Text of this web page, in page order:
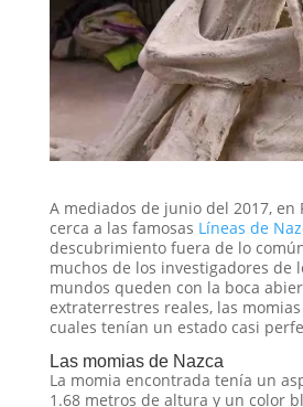
A mediados de junio del 2017, en
cerca a las famosas Líneas de
descubrimiento fuera de lo
muchos de los investigadores de
mundos queden con la boca
extraterrestres reales, las
cuales tenían un estado casi
Las momias de Nazca
La momia encontrada tenía un
1.68 metros de altura y un color